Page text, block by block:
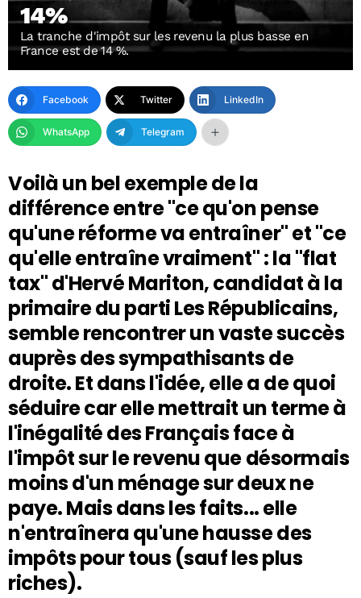
14%
La tranche d'impôt sur les revenu la plus basse en
France est de 14 %.
Facebook Twitter LinkedIn
WhatsApp Telegram
Voilà un bel exemple de la
différence entre "ce qu'on pense
qu'une réforme va entraîner" et "ce
qu'elle entraîne vraiment" : la "flat
tax" d'Hervé Mariton, candidat à la
primaire du parti Les Républicains,
semble rencontrer un vaste succès
auprès des sympathisants de
droite. Et dans l'idée, elle a de quoi
séduire car elle mettrait un terme à
l'inégalité des Français face à
l'impôt sur le revenu que désormais
moins d'un ménage sur deux ne
paye. Mais dans les faits... elle
n'entraînera qu'une hausse des
impôts pour tous (sauf les plus
riches).